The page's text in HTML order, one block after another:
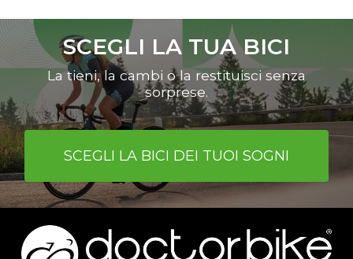
nell’apposita sezione del sito
www.shop.doctorbike.ito cmq tutte
le bici da corsa, MTB, gravel o e-bike
con un valore superiore a euro 2000.
SCEGLI LA TUA BICI
La tieni, la cambi o la restituisci senza
sorprese.
SCEGLI LA BICI DEI TUOI SOGNI